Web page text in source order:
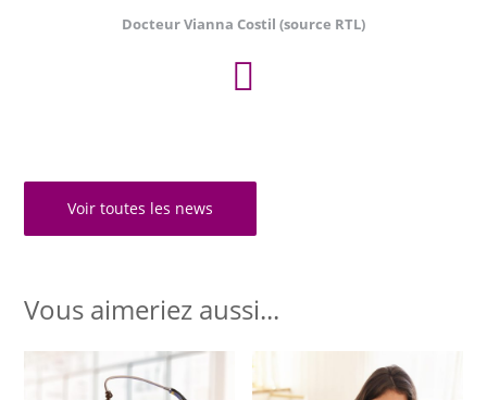
Docteur Vianna Costil (source RTL)
Voir toutes les news
Vous aimeriez aussi...